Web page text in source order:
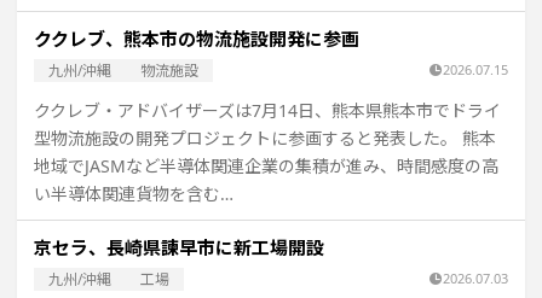
ククレブ、熊本市の物流施設開発に参画
九州/沖縄 物流施設 2026.07.15
ククレブ・アドバイザーズは7月14日、熊本県熊本市でドライ
型物流施設の開発プロジェクトに参画すると発表した。 熊本
地域でJASMなど半導体関連企業の集積が進み、時間感度の高
い半導体関連貨物を含む…
京セラ、長崎県諫早市に新工場開設
九州/沖縄 工場 2026.07.03